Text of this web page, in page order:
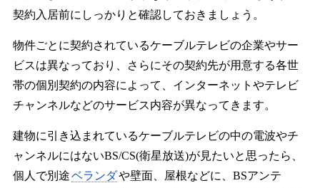
契約入居前にしっかりと確認しておきましょう。
物件ごとに契約されているケーブルテレビの企業やサー
ビスは異なっており、さらにその契約先が用意する各世
帯の個別契約の内容によって、インターネットやテレビ
チャンネルなどのサービス内容が異なってきます。
建物に引き込まれているケーブルテレビの中の電波やチ
ャンネルにはないBS/CS(衛星放送)が見たいと思ったら、
個人で別途ベランダや壁面、屋根などに、BSアンテ